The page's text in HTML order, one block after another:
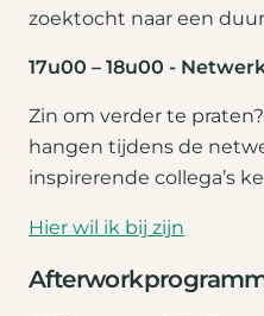
zoektocht naar een
17u00 – 18u00 -
Zin om verder te
hangen tijdens de
inspirerende collega’s
Hier wil ik bij zijn